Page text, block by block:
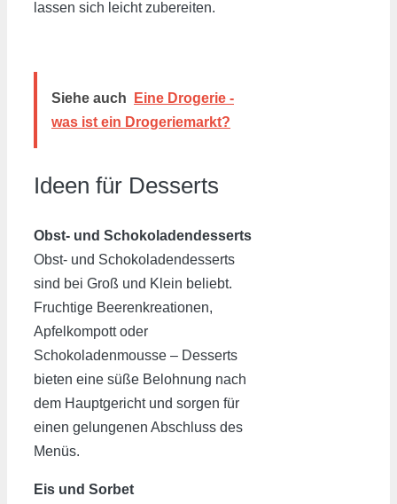
lassen sich leicht zubereiten.
Siehe auch
Eine Drogerie -
was ist ein Drogeriemarkt?
Ideen für Desserts
Obst- und Schokoladendesserts
Obst- und Schokoladendesserts
sind bei Groß und Klein beliebt.
Fruchtige Beerenkreationen,
Apfelkompott oder
Schokoladenmousse – Desserts
bieten eine süße Belohnung nach
dem Hauptgericht und sorgen für
einen gelungenen Abschluss des
Menüs.
Eis und Sorbet